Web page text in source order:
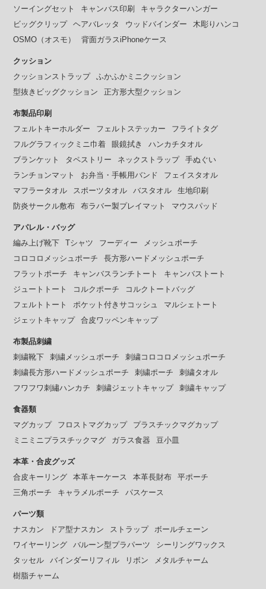
ソーイングセット
キャンバス印刷
キャラクターハンガー
ビッグクリップ
ヘアバレッタ ウッドバインダー
木彫りハンコ
OSMO（オスモ）
背面ガラスiPhoneケース
クッション
クッションストラップ
ふかふかミニクッション
型抜きビッグクッション
正方形大型クッション
布製品印刷
フェルトキーホルダー
フェルトステッカー
フライトタグ
フルグラフィックミニ巾着
眼鏡拭き
ハンカチタオル
ブランケット
タペストリー ネックストラップ
手ぬぐい
ランチョンマット
お弁当・手帳用バンド
フェイスタオル
マフラータオル
スポーツタオル バスタオル
生地印刷
防炎サークル敷布
布ラバー製プレイマット マウスパッド
アパレル・バッグ
編み上げ靴下
Tシャツ フーディー
メッシュポーチ
コロコロメッシュポーチ
長方形ハードメッシュポーチ
フラットポーチ
キャンバスランチトート
キャンバストート
ジュートトート
コルクポーチ
コルクトートバッグ
フェルトトート
ポケット付きサコッシュ
マルシェトート
ジェットキャップ
合皮ワッペンキャップ
布製品刺繍
刺繍靴下
刺繍メッシュポーチ
刺繍コロコロメッシュポーチ
刺繍長方形ハードメッシュポーチ
刺繍ポーチ
刺繍タオル
フワフワ刺繡ハンカチ
刺繍ジェットキャップ 刺繍キャップ
食器類
マグカップ
フロストマグカップ
プラスチックマグカップ
ミニミニプラスチックマグ
ガラス食器 豆小皿
本革・合皮グッズ
合皮キーリング
本革キーケース 本革長財布
平ポーチ
三角ポーチ
キャラメルポーチ パスケース
パーツ類
ナスカン
ドア型ナスカン ストラップ
ボールチェーン
ワイヤーリング
バルーン型プラパーツ
シーリングワックス
タッセル
バインダーリフィル リボン
メタルチャーム
樹脂チャーム